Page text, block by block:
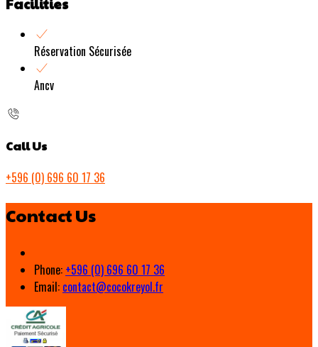
Réservation Sécurisée
Ancv
Call Us
+596 (0) 696 60 17 36
Contact Us
Phone: +596 (0) 696 60 17 36
Email: contact@cocokreyol.fr